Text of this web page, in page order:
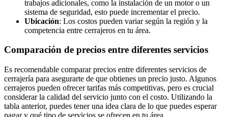
trabajos adicionales, como la instalación de un motor o un
sistema de seguridad, esto puede incrementar el precio.
Ubicación: Los costos pueden variar según la región y la
competencia entre cerrajeros en tu área.
Comparación de precios entre diferentes servicios
Es recomendable comparar precios entre diferentes servicios de
cerrajería para asegurarte de que obtienes un precio justo. Algunos
cerrajeros pueden ofrecer tarifas más competitivas, pero es crucial
considerar la calidad del servicio junto con el costo. Utilizando la
tabla anterior, puedes tener una idea clara de lo que puedes esperar